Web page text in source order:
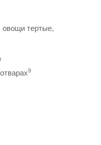
тертые,
9